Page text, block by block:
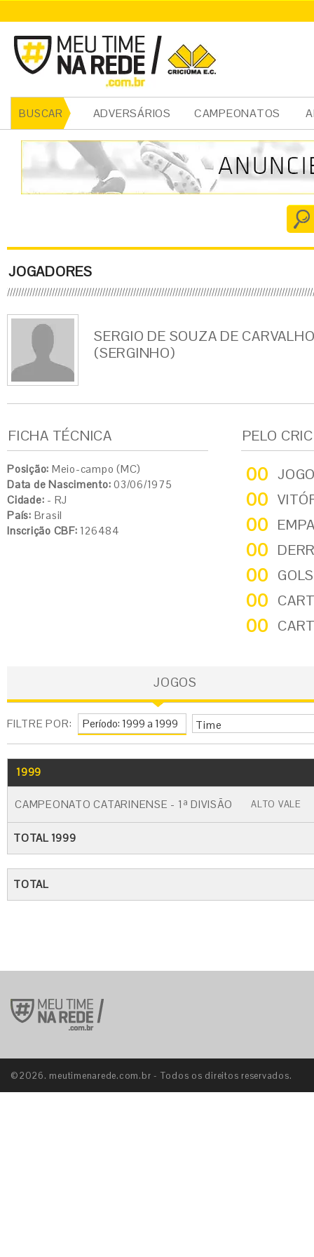
BUSCAR ADVERSÁRIOS CAMPEONATOS
JOGADORES
SERGIO DE SOUZA DE
(SERGINHO)
FICHA TÉCNICA
Posição: Meio-campo (MC)
Data de Nascimento: 03/06/1975
Cidade: - RJ
País: Brasil
Inscrição CBF: 126484
PELO
00
00
00
00
00
00
00
JOGOS
FILTRE POR: Time
1999
CAMPEONATO CATARINENSE - 1ª DIVISÃO ALTO VALE
TOTAL 1999
TOTAL
©2026. meutimenarede.com.br - Todos os direitos reservados.